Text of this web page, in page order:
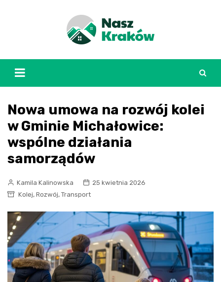
Nowa umowa na rozwój kolei
w Gminie Michałowice:
wspólne działania
samorządów
Kamila Kalinowska
25 kwietnia 2026
Kolej, Rozwój, Transport